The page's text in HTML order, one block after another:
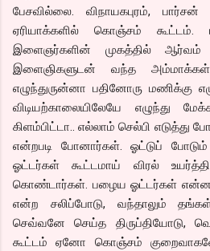
பேசவில்லை. விநாயகபுரம்,
ஏரியாக்களில் கொஞ்சம் கூட்டம்.
இளைஞர்களின் முகத்தில் ஆர்வம்
இளைஞிகளுடன் வந்த
எழுந்துருன்னா பதினோரு மணிக்கு
விடியற்காலையிலேயே எழுந்து
கிளம்பிட்டா.. எல்லாம் செல்பி எடுத்து
என்றபடி போனார்கள். ஓட்டுப்
ஓட்டர்கள் கூட்டமாய் விரல்
கொண்டார்கள். பழைய ஓட்டர்கள்
என்ற சலிப்போடு, வந்தாலும்
செவ்வனே செய்த திருப்தியோடு,
கூட்டம் ஏனோ கொஞ்சம்